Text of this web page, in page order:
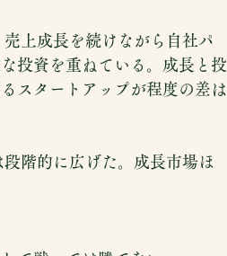
上成長を続けながら自社パ
投資を重ねている。成長と投
スタートアップが程度の差は
階的に広げた。成長市場ほ